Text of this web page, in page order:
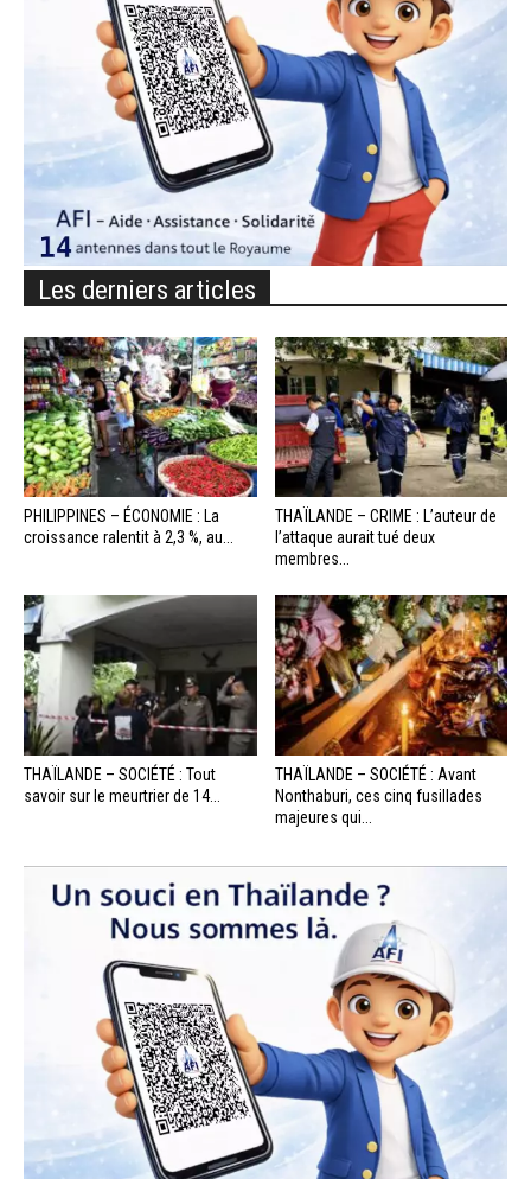
Les derniers articles
PHILIPPINES – ÉCONOMIE : La
croissance ralentit à 2,3 %, au...
THAÏLANDE – CRIME : L’auteur de
l’attaque aurait tué deux
membres...
THAÏLANDE – SOCIÉTÉ : Tout
savoir sur le meurtrier de 14...
THAÏLANDE – SOCIÉTÉ : Avant
Nonthaburi, ces cinq fusillades
majeures qui...